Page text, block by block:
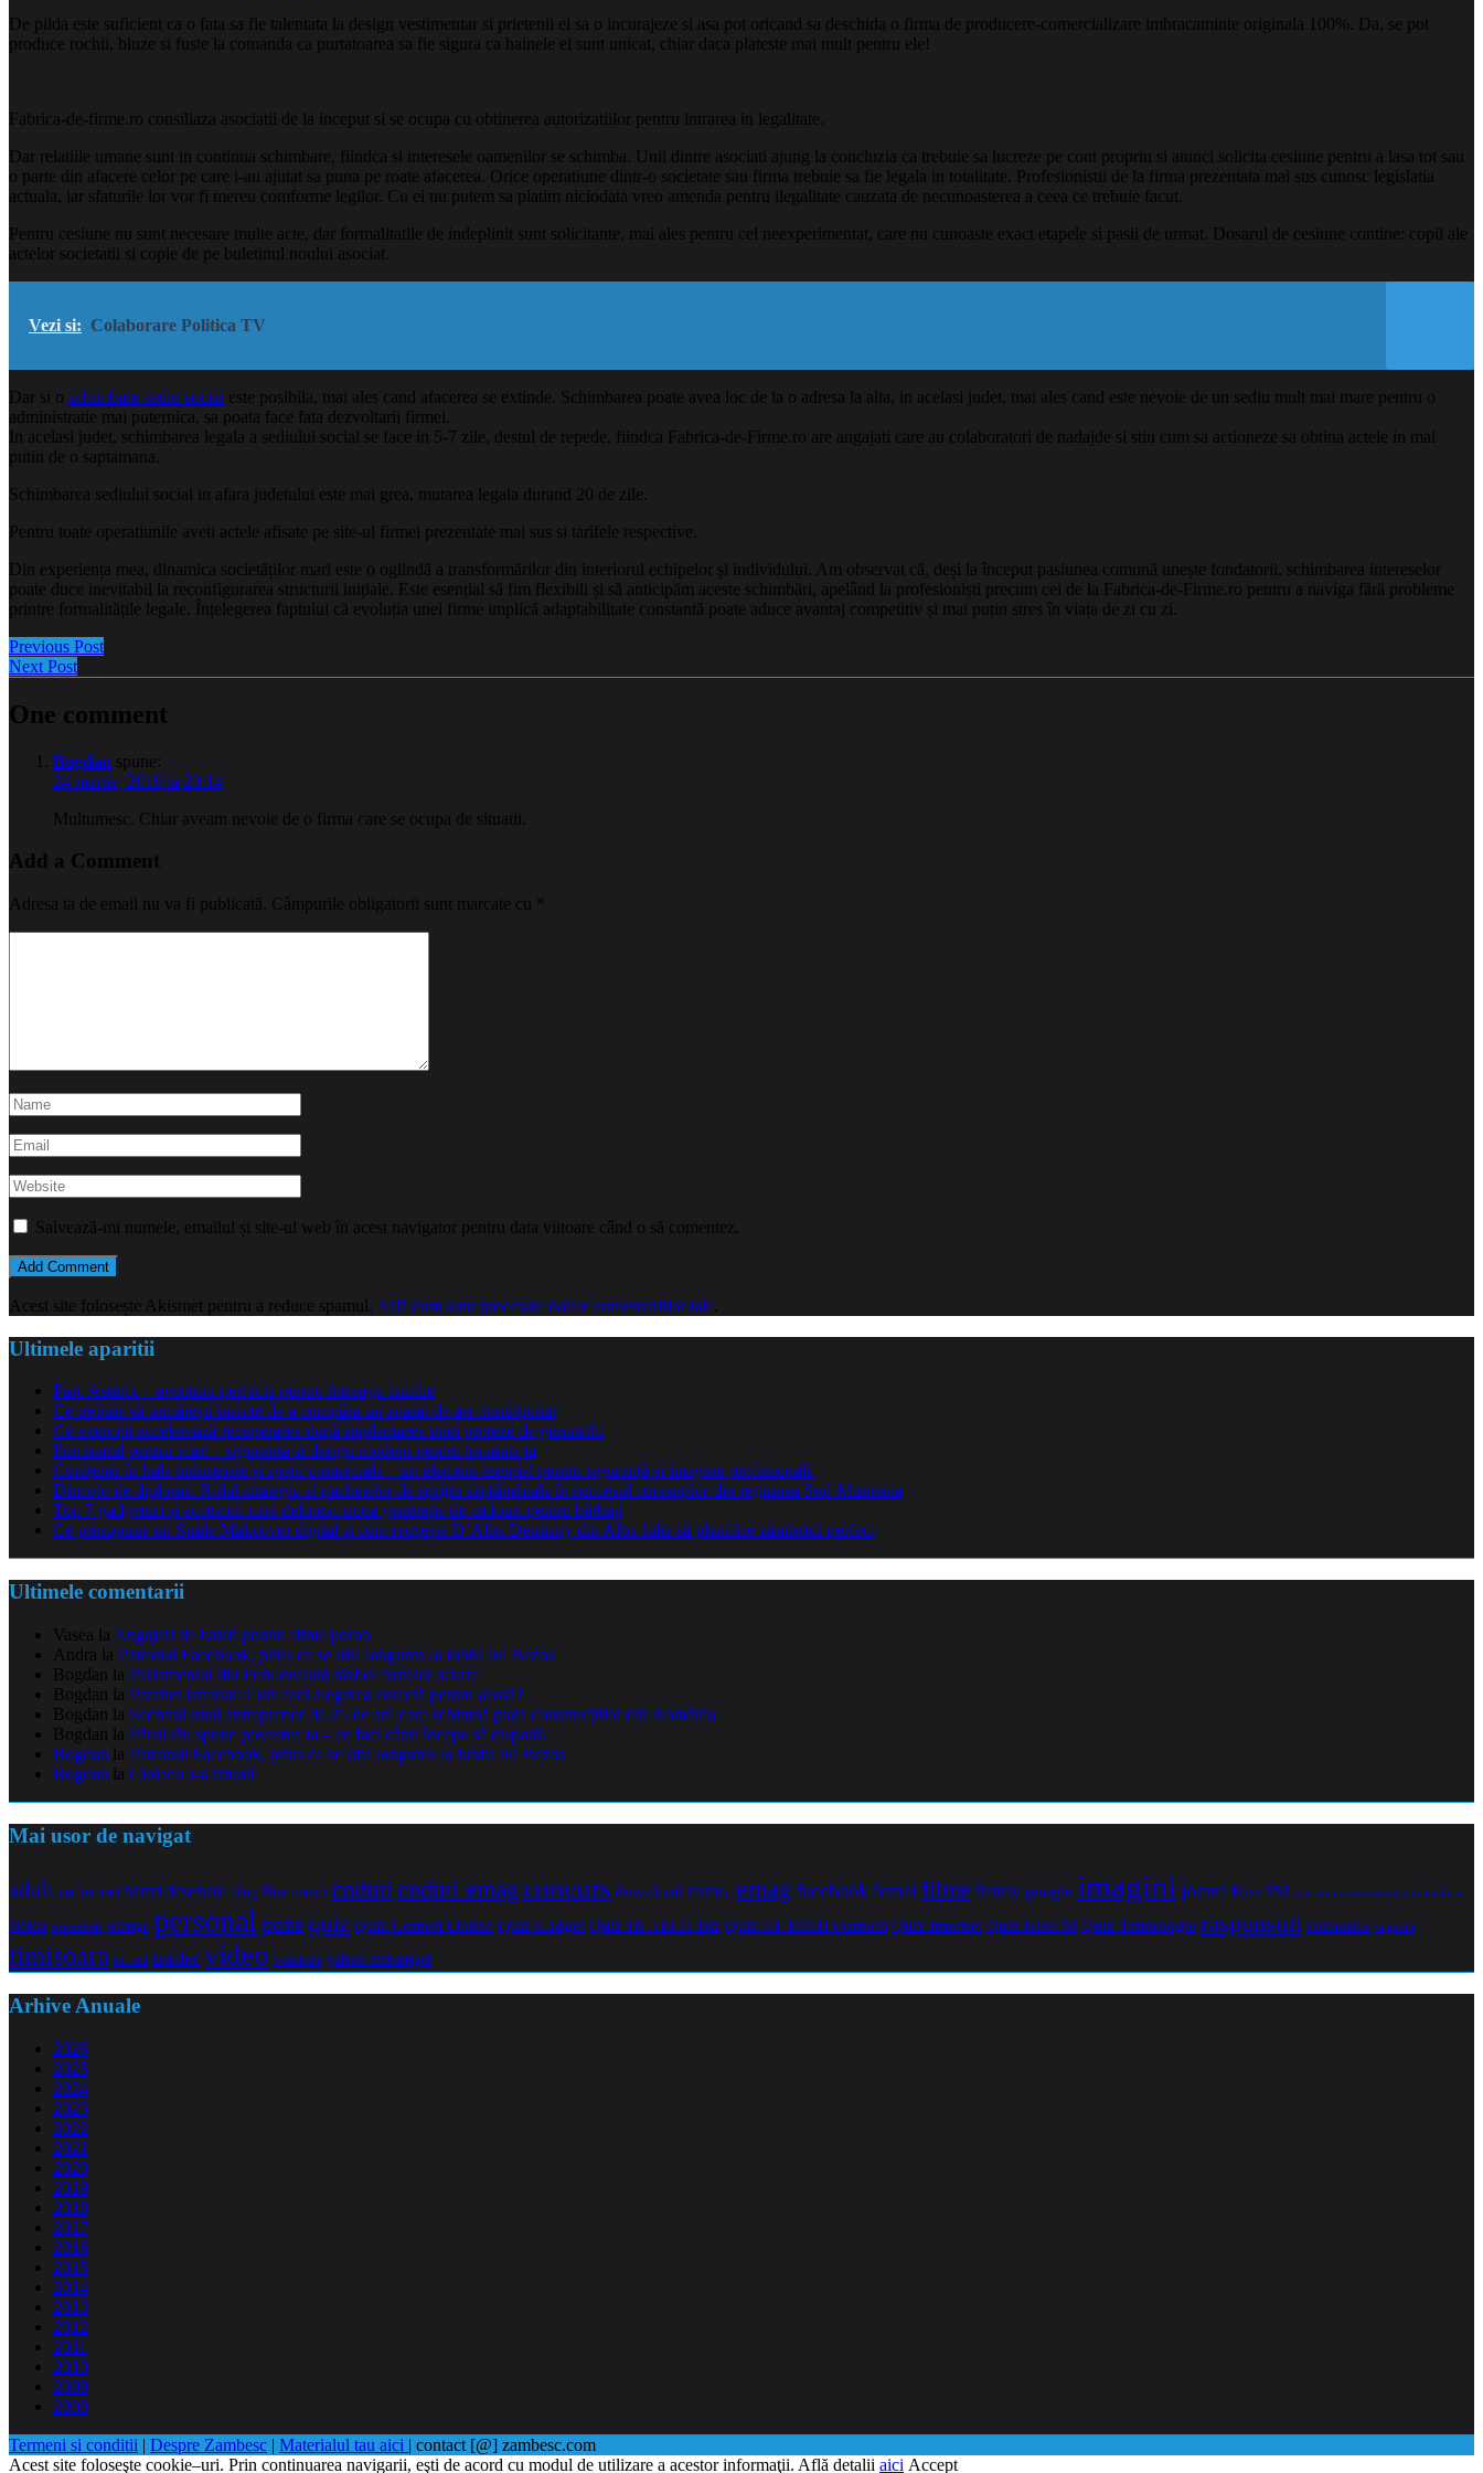
De pilda este suficient ca o fata sa fie talentata la design vestimentar si prietenii ei sa o incurajeze si asa pot oricand sa deschida o firma de producere-comercializare imbracaminte originala 100%. Da, se pot
produce rochii, bluze si fuste la comanda ca purtatoarea sa fie sigura ca hainele ei sunt unicat, chiar daca plateste mai mult pentru ele!
Fabrica-de-firme.ro consiliaza asociatii de la inceput si se ocupa cu obtinerea autorizatiilor pentru intrarea in legalitate.
Dar relatiile umane sunt in continua schimbare, fiindca si interesele oamenilor se schimba. Unii dintre asociati ajung la concluzia ca trebuie sa lucreze pe cont propriu si atunci solicita cesiune pentru a lasa tot sau
o parte din afacere celor pe care i-au ajutat sa puna pe roate afacerea. Orice operatiune dintr-o societate sau firma trebuie sa fie legala in totalitate. Profesionistii de la firma prezentata mai sus cunosc legislatia
actuala, iar sfaturile lor vor fi mereu comforme legilor. Cu ei nu putem sa platim niciodata vreo amenda pentru ilegalitate cauzata de necunoasterea a ceea ce trebuie facut.
Pentru cesiune nu sunt necesare multe acte, dar formalitatile de indeplinit sunt solicitante, mai ales pentru cel neexperimentat, care nu cunoaste exact etapele si pasii de urmat. Dosarul de cesiune contine: copii ale
actelor societatii si copie de pe buletinul noului asociat.
Vezi si: Colaborare Politica TV
Dar si o schimbare sediu social este posibila, mai ales cand afacerea se extinde. Schimbarea poate avea loc de la o adresa la alta, in acelasi judet, mai ales cand este nevoie de un sediu mult mai mare pentru o
administratie mai puternica, sa poata face fata dezvoltarii firmei.
In acelasi judet, schimbarea legala a sediului social se face in 5-7 zile, destul de repede, fiindca Fabrica-de-Firme.ro are angajati care au colaboratori de nadajde si stiu cum sa actioneze sa obtina actele in mai
putin de o saptamana.
Schimbarea sediului social in afara judetului este mai grea, mutarea legala durand 20 de zile.
Pentru toate operatiunile aveti actele afisate pe site-ul firmei prezentate mai sus si tarifele respective.
Din experiența mea, dinamica societăților mari este o oglindă a transformărilor din interiorul echipelor și individului. Am observat că, deși la început pasiunea comună unește fondatorii, schimbarea intereselor
poate duce inevitabil la reconfigurarea structurii inițiale. Este esențial să fim flexibili și să anticipăm aceste schimbări, apelând la profesioniști precum cei de la Fabrica-de-Firme.ro pentru a naviga fără probleme
printre formalitățile legale. Înțelegerea faptului că evoluția unei firme implică adaptabilitate constantă poate aduce avantaj competitiv și mai puțin stres în viața de zi cu zi.
Previous Post
Next Post
One comment
Bogdan spune:
24 martie, 2019 la 20:14
Multumesc. Chiar aveam nevoie de o firma care se ocupa de situatii.
Add a Comment
Adresa ta de email nu va fi publicată. Câmpurile obligatorii sunt marcate cu
Salvează-mi numele, emailul și site-ul web în acest navigator pentru data viitoare când o să comentez.
Acest site folosește Akismet pentru a reduce spamul. Află cum sunt procesate datele comentariilor tale
Ultimele aparitii
Parc Astérix – aventura perfectă pentru întreaga familie
Ce trebuie să urmărești înainte de a cumpăra un aparat de aer condiționat
Ce exerciții accelerează recuperarea după implantarea unei proteze de genunchi
Iluminatul pentru scari – siguranta si design modern pentru locuinta ta
Curățenia în hale industriale și spații comerciale – un element esențial pentru siguranță și imagine profesională
Dincolo de diplomă: Rolul strategic al pachetelor de sprijin săptămânale în succesul cursanților din regiunea Sud-Muntenia
Top 7 gadgeturi și accesorii care definesc noua generație de cadouri pentru bărbați
Ce presupune un Smile Makeover digital și cum reușește D’Alba Dentistry din Alba Iulia să planifice zâmbetul perfect
Ultimele comentarii
Vasea la Angajari de baieti pentru filme porno
Andra la Patronul Facebook, prins ca se uita languros la iubita lui Bezos
Bogdan la Parlamentul din Peru declară război fustelor scurte
Bogdan la Parchet laminat: Cum faci alegerea corectă pentru acasă?
Bogdan la Secretul unui antreprenor de 25 de ani care schimbă piața construcțiilor din România
Bogdan la Părul tău spune povestea ta – ce faci când începe să dispară?
Bogdan la Patronul Facebook, prins ca se uita languros la iubita lui Bezos
Bogdan la Ciolacu s-a tatuat!
Mai usor de navigat
adult audio bani benzi desenate blog Bucuresti coduricoduri emag concurs download DVDRip emag facebook femei filme funny google imagini jocuri Kiss FM maramures messenger noiembrie
Nokia octombrie orange personal pozequiz Quiz Comert Online Quiz Gadget Quiz HI-TECH Biz Quiz HI-TECH Oameni Quiz Internet Quiz KissFM Quiz Tehnologie raspunsuri romania sugestii
timisoara torrent trailer video Vodafone yahoo messenger
Arhive Anuale
2026
2025
2024
2023
2022
2021
2020
2019
2018
2017
2016
2015
2014
2013
2012
2011
2010
2009
2008
Termeni si conditii | Despre Zambesc | Materialul tau aici | contact [@] zambesc.com
Acest site foloseşte cookie–uri. Prin continuarea navigarii, eşti de acord cu modul de utilizare a acestor informaţii. Află detalii aici Accept